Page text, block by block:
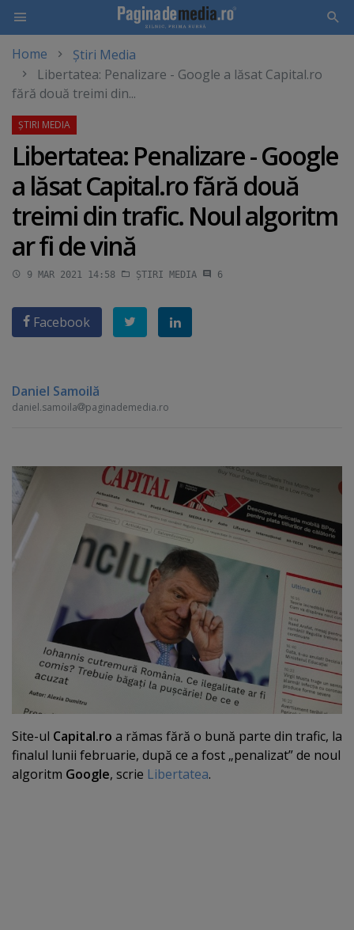
main
content
Home
Știri Media
Libertatea: Penalizare - Google a lăsat Capital.ro
fără două treimi din...
Libertatea: Penalizare - Google
a lăsat Capital.ro fără două
treimi din trafic. Noul algoritm
ar fi de vină
9 MAR 2021 14:58 ȘTIRI MEDIA 6
Facebook
Daniel Samoilă
daniel.samoila paginademedia.ro
Site-ul Capital.ro a rămas fără o bună parte din trafic, la
finalul lunii februarie, după ce a fost „penalizat” de noul
algoritm Google, scrie Libertatea.